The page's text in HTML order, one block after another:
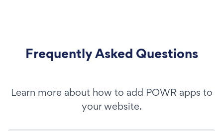
Frequently Asked Questions
Learn more about how to add POWR apps to
your website.